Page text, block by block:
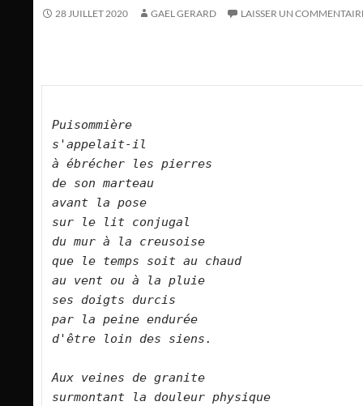
28 JUILLET 2020 GAEL GERARD LAISSER UN
Puisommière
s'appelait-il
à ébrécher les pierres
de son marteau
avant la pose
sur le lit conjugal
du mur à la creusoise
que le temps soit au chaud
au vent ou à la pluie
ses doigts durcis
par la peine endurée
d'être loin des siens.
Aux veines de granite
surmontant la douleur physique